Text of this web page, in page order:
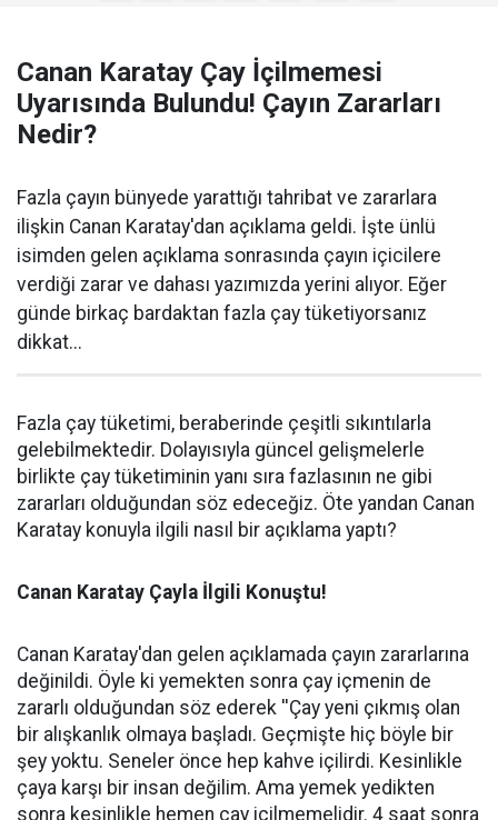
Canan Karatay Çay İçilmemesi
Uyarısında Bulundu! Çayın Zararları
Nedir?
Fazla çayın bünyede yarattığı tahribat ve zararlara
ilişkin Canan Karatay'dan açıklama geldi. İşte ünlü
isimden gelen açıklama sonrasında çayın içicilere
verdiği zarar ve dahası yazımızda yerini alıyor. Eğer
günde birkaç bardaktan fazla çay tüketiyorsanız
dikkat...
Fazla çay tüketimi, beraberinde çeşitli sıkıntılarla
gelebilmektedir. Dolayısıyla güncel gelişmelerle
birlikte çay tüketiminin yanı sıra fazlasının ne gibi
zararları olduğundan söz edeceğiz. Öte yandan Canan
Karatay konuyla ilgili nasıl bir açıklama yaptı?
Canan Karatay Çayla İlgili Konuştu!
Canan Karatay'dan gelen açıklamada çayın zararlarına
değinildi. Öyle ki yemekten sonra çay içmenin de
zararlı olduğundan söz ederek ''Çay yeni çıkmış olan
bir alışkanlık olmaya başladı. Geçmişte hiç böyle bir
şey yoktu. Seneler önce hep kahve içilirdi. Kesinlikle
çaya karşı bir insan değilim. Ama yemek yedikten
sonra kesinlikle hemen çay içilmemelidir. 4 saat sonra